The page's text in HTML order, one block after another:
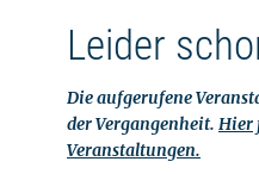
Leider
Die aufgerufene
der Vergangenheit. Hier
Veranstaltungen.